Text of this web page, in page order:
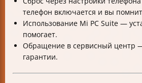
телефон включается и вы
Использование Mi PC Suite —
помогает.
Обращение в сервисный центр
гарантии.